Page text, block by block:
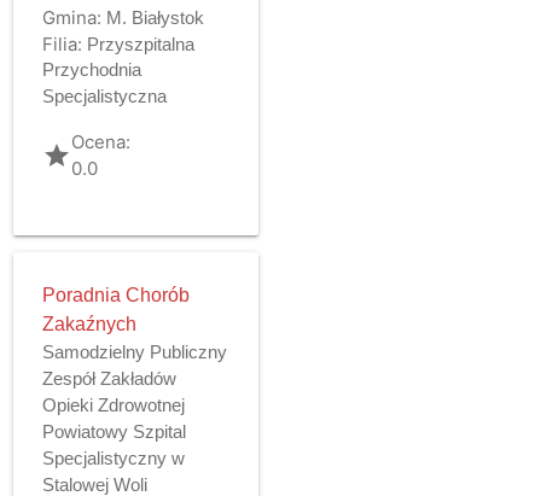
Gmina: M. Białystok
Filia: Przyszpitalna
Przychodnia
Specjalistyczna
gradeOcena:
0.0
Poradnia Chorób
Zakaźnych
Samodzielny Publiczny
Zespół Zakładów
Opieki Zdrowotnej
Powiatowy Szpital
Specjalistyczny w
Stalowej Woli